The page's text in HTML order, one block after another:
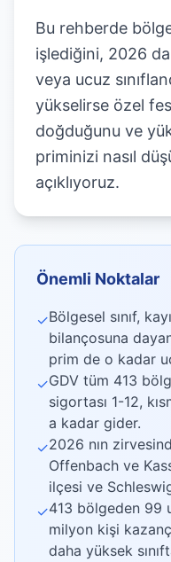
Bu rehberde
işlediğini, 2026
veya ucuz
yükselirse özel
doğduğunu ve
priminizi nasıl
açıklıyoruz.
Önemli Noktalar
✓Bölgesel sınıf,
bilançosuna
prim de o kadar
✓GDV tüm 413
sigortası 1-12,
a kadar gider.
✓2026 nın
Offenbach ve
ilçesi ve
✓413 bölgeden 99 u
milyon kişi
daha yüksek